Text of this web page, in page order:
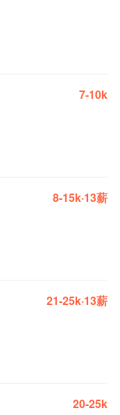
7-10k
8-15k·13薪
21-25k·13薪
20-25k